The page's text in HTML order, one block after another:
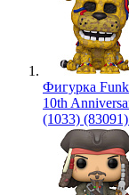
Фигурка
10th
(1033)